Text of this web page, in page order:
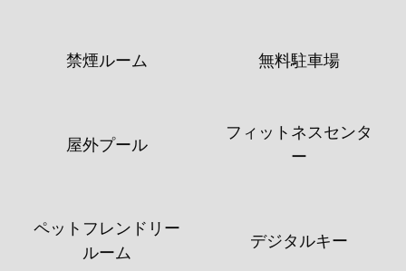
禁煙ルーム 無料駐車場
屋外プール
フィットネスセンタ
ー
ペットフレンドリー
ルーム
デジタルキー